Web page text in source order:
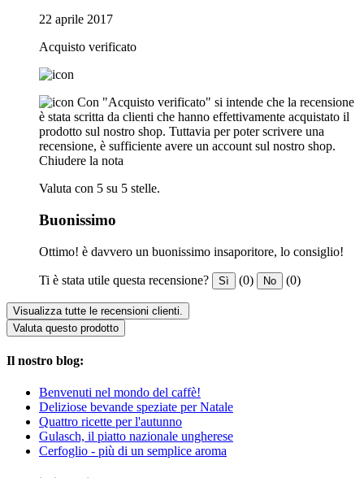
22 aprile 2017
Acquisto verificato
Con "Acquisto verificato" si intende che la recensione
è stata scritta da clienti che hanno effettivamente acquistato il
prodotto sul nostro shop. Tuttavia per poter scrivere una
recensione, è sufficiente avere un account sul nostro shop.
Chiudere la nota
Valuta con 5 su 5 stelle.
Buonissimo
Ottimo! è davvero un buonissimo insaporitore, lo consiglio!
Ti è stata utile questa recensione? Sì (0) No (0)
Visualizza tutte le recensioni clienti.
Valuta questo prodotto
Il nostro blog:
Benvenuti nel mondo del caffè!
Deliziose bevande speziate per Natale
Quattro ricette per l'autunno
Gulasch, il piatto nazionale ungherese
Cerfoglio - più di un semplice aroma